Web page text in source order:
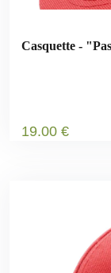
Casquette -
19.00 €